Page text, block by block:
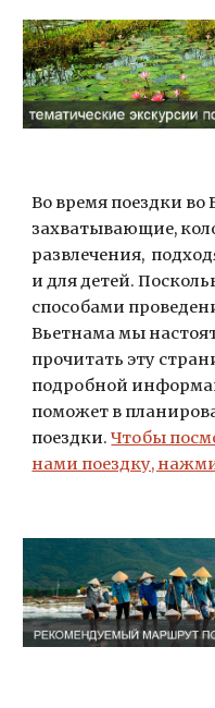
Во время поездки
захватывающие,
развлечения,
и для детей.
способами
Вьетнама мы
прочитать эту
подробной
поможет в
поездки. Чтобы
нами поездку,